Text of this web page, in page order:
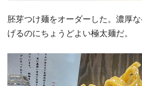
胚芽つけ麺をオーダーした。濃厚
げるのにちょうどよい極太麺だ。